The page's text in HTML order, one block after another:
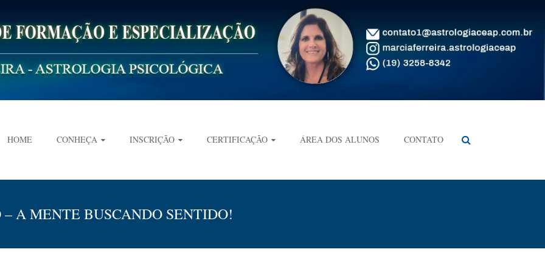
HOME CONHEÇA INSCRIÇÃO CERTIFICAÇÃO ÁREA DOS ALUNOS CONTATO
A MENTE BUSCANDO SENTIDO!